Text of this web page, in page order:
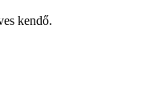
kendő.